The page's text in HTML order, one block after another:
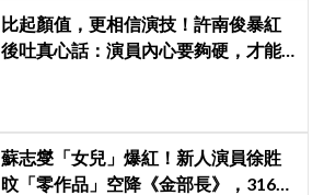
比起顏值，更相信演技！許南俊暴紅
後吐真心話：演員內心要夠硬，才能
蘇志燮「女兒」爆紅！新人演員徐貹
旼「零作品」空降《金部長》，316萬